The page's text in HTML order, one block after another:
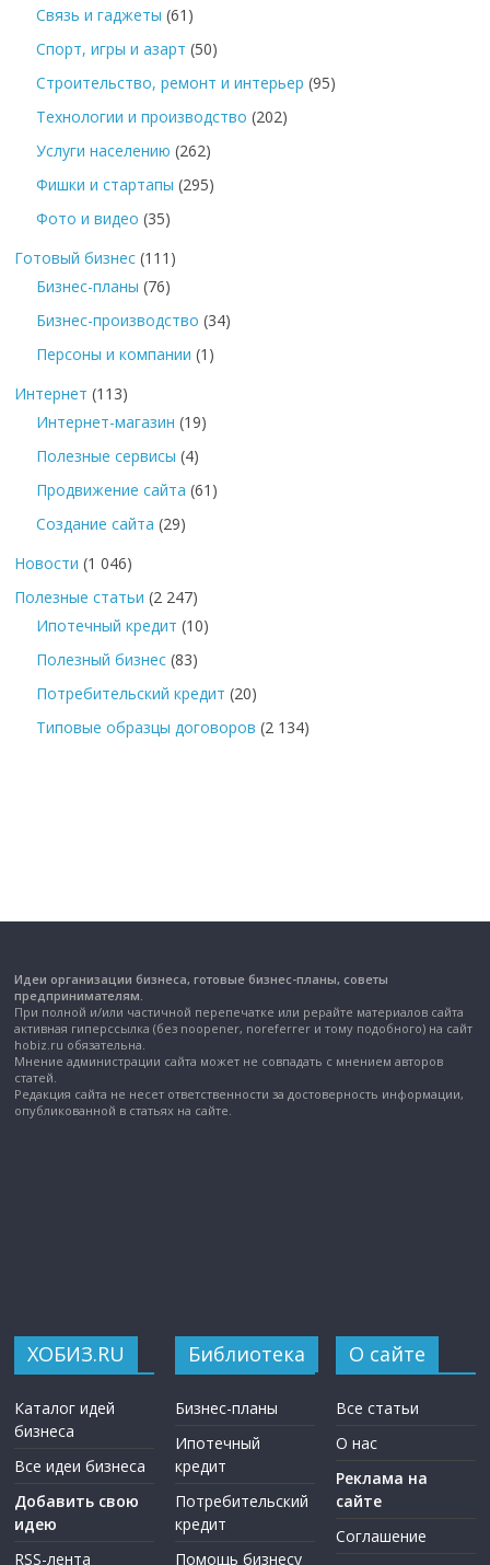
Связь и гаджеты (61)
Спорт, игры и азарт (50)
Строительство, ремонт и интерьер (95)
Технологии и производство (202)
Услуги населению (262)
Фишки и стартапы (295)
Фото и видео (35)
Готовый бизнес (111)
Бизнес-планы (76)
Бизнес-производство (34)
Персоны и компании (1)
Интернет (113)
Интернет-магазин (19)
Полезные сервисы (4)
Продвижение сайта (61)
Создание сайта (29)
Новости (1 046)
Полезные статьи (2 247)
Ипотечный кредит (10)
Полезный бизнес (83)
Потребительский кредит (20)
Типовые образцы договоров (2 134)
Идеи организации бизнеса, готовые бизнес-планы, советы
предпринимателям.
При полной и/или частичной перепечатке или рерайте материалов сайта
активная гиперссылка (без noopener, noreferrer и тому подобного) на сайт
hobiz.ru обязательна.
Мнение администрации сайта может не совпадать с мнением авторов
статей.
Редакция сайта не несет ответственности за достоверность информации,
опубликованной в статьях на сайте.
ХОБИЗ.RU
Каталог идей
бизнеса
Все идеи бизнеса
Добавить свою
идею
RSS-лента
Библиотека
Бизнес-планы
Ипотечный
кредит
Потребительский
кредит
Помощь бизнесу
О сайте
Все статьи
О нас
Реклама на
сайте
Соглашение